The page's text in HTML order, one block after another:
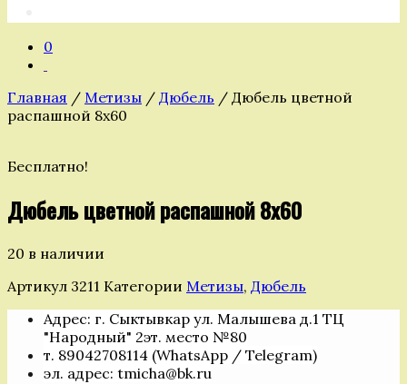
0
Главная / Метизы / Дюбель / Дюбель цветной
распашной 8х60
Бесплатно!
Дюбель цветной распашной 8х60
20 в наличии
Артикул 3211 Категории Метизы, Дюбель
Адрес: г. Сыктывкар ул. Малышева д.1 ТЦ
"Народный" 2эт. место №80
т. 89042708114 (WhatsApp / Telegram)
эл. адрес: tmicha@bk.ru